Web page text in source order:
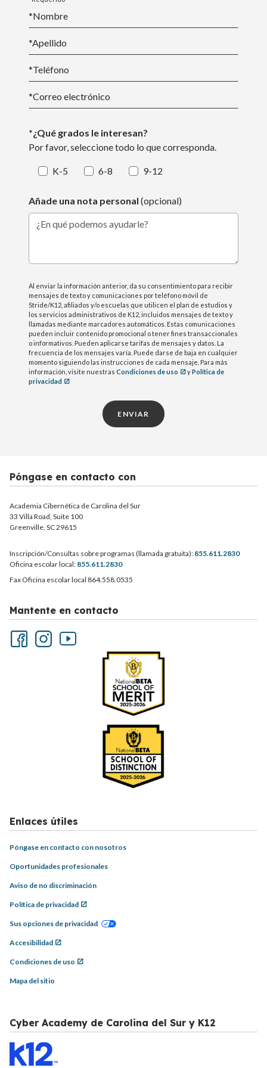
*Nombre
*Apellido
*Teléfono
*Correo electrónico
*¿Qué grados le interesan?
Por favor, seleccione todo lo que corresponda.
K-5 6-8 9-12
Añade una nota personal (opcional)
¿En qué podemos ayudarle?
Al enviar la información anterior, da su consentimiento para recibir
mensajes de texto y comunicaciones por teléfono móvil de
Stride/K12, afiliados y/o escuelas que utilicen el plan de estudios y
los servicios administrativos de K12, incluidos mensajes de texto y
llamadas mediante marcadores automáticos. Estas comunicaciones
pueden incluir contenido promocional o tener fines transaccionales
o informativos. Pueden aplicarse tarifas de mensajes y datos. La
frecuencia de los mensajes varía. Puede darse de baja en cualquier
momento siguiendo las instrucciones de cada mensaje. Para más
información, visite nuestras Condiciones de uso yPolítica de
privacidad
ENVIAR
Póngase en contacto con
Academia Cibernética de Carolina del Sur
33 Villa Road, Suite 100
Greenville, SC 29615
Inscripción/Consultas sobre programas (llamada gratuita): 855.611.2830
Oficina escolar local: 855.611.2830
Fax Oficina escolar local 864.558.0535
Mantente en contacto
Enlaces útiles
Póngase en contacto con nosotros
Oportunidades profesionales
Aviso de no discriminación
Política de privacidad
Sus opciones de privacidad
Accesibilidad
Condiciones de uso
Mapa del sitio
Cyber Academy de Carolina del Sur y K12